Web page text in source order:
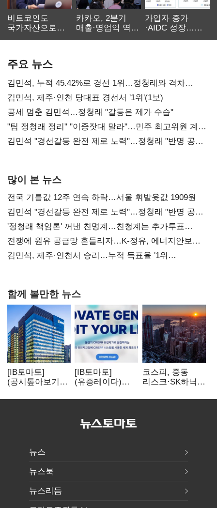
비트코인도
국가자산으로…'
카카오, 2분기
매출·영업익 역대
가입자 증가
·AIDC 성장…
주요 뉴스
김민석, 누적 45.42%로 경선 1위…정청래와 격차
0.86%p(2보)
김민석, 제주·인천 당대표 경선서 '1위'(1보)
공세 멈춘 김민석…정청래 "갈등은 제가 수습"
"팀 정청래 정리" "이중잣대 말라"…민주 최고위원 계파
다툼 격화
김민석 "경선갈등 완전 제로 노력"…정청래 "반명 공세
많이 본 뉴스
전국 기름값 12주 연속 하락…서울 휘발윳값 1909원
김민석 "경선갈등 완전 제로 노력"…정청래 "반명 공세
사과부터"
'정청래 책임론' 꺼낸 친명계…친청계는 추가투표
때리기
전쟁에 원유 공급망 흔들리자…K-정유, 에너지안보
핵심으로 재부상
김민석, 제주·인천서 승리…누적 득표율 '1위
함께 볼만한 뉴스
[IB토마토]
(공시톺아보기)
바로 매출로
[IB토마토]
(유증레이다)
3분의 1 토막…
비용부터 챙긴다
코스피, 중동
리스크·SK하닉
뒷걸음
뉴스
뉴스북
뉴스리듬